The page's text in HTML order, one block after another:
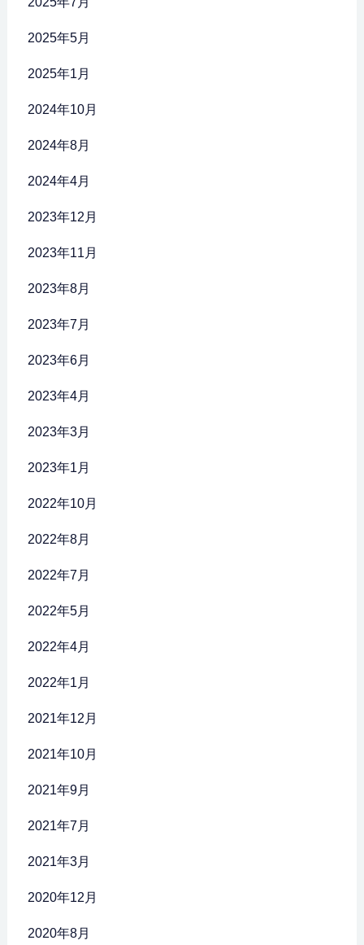
2025年5月
2025年1月
2024年10月
2024年8月
2024年4月
2023年12月
2023年11月
2023年8月
2023年7月
2023年6月
2023年4月
2023年3月
2023年1月
2022年10月
2022年8月
2022年7月
2022年5月
2022年4月
2022年1月
2021年12月
2021年10月
2021年9月
2021年7月
2021年3月
2020年12月
2020年8月